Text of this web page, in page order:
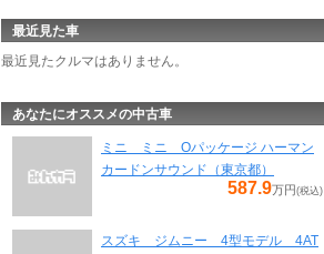
最近見た車
最近見たクルマはありません。
あなたにオススメの中古車
ミニ ミニ Oパッケージ ハーマン
カードンサウンド（東京都）
587.9万円(税込)
スズキ ジムニー 4型モデル 4AT